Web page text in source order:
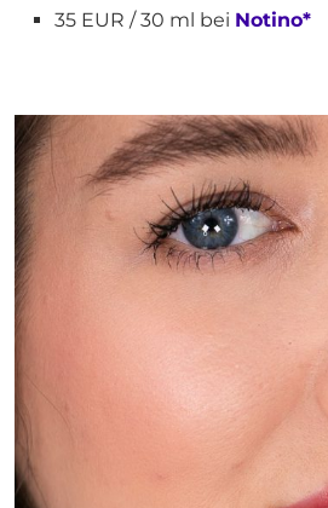
35 EUR / 30 ml bei Notino*